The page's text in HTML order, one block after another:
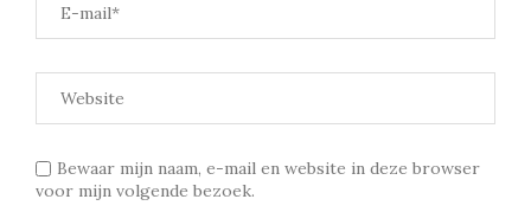
Bewaar mijn naam, e-mail en website in deze browser
voor mijn volgende bezoek.